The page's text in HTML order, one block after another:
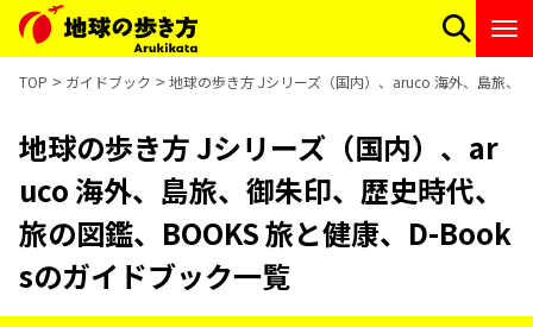
TOP ガイドブック 地球の歩き方 Jシリーズ（国内）、aruco 海外、島旅、
地球の歩き方 Jシリーズ（国内）、ar
uco 海外、島旅、御朱印、歴史時代、
旅の図鑑、BOOKS 旅と健康、D-Book
sのガイドブック一覧